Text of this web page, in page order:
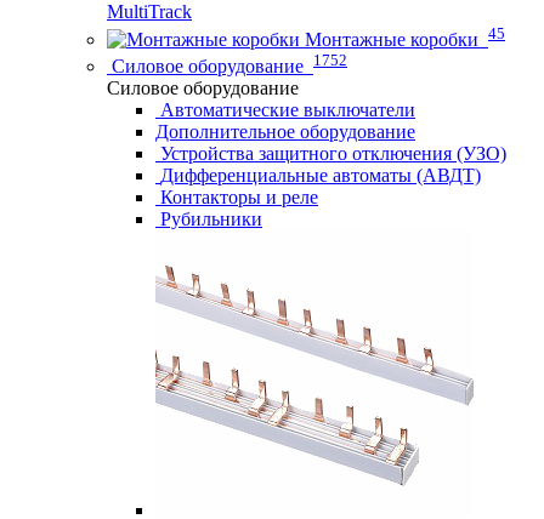
MultiTrack
Монтажные коробки 45
Силовое оборудование 1752
Силовое оборудование
Автоматические выключатели
Дополнительное оборудование
Устройства защитного отключения (УЗО)
Дифференциальные автоматы (АВДТ)
Контакторы и реле
Рубильники